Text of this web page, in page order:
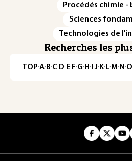
Procédés chimie -
Sciences
Technologies de
Recherches les
TOP·A·B·C· D· E· F·G· H · ·J· K· L· M · N ·O